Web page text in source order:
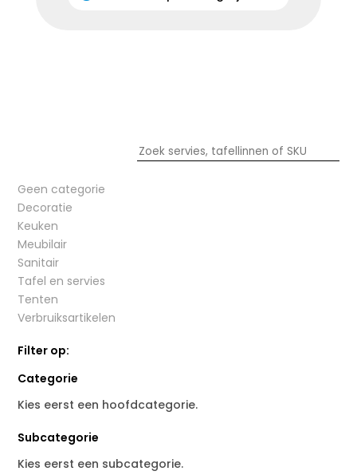
Geen categorie
Decoratie
Keuken
Meubilair
Sanitair
Tafel en servies
Tenten
Verbruiksartikelen
Filter op:
Categorie
Kies eerst een hoofdcategorie.
Subcategorie
Kies eerst een subcategorie.